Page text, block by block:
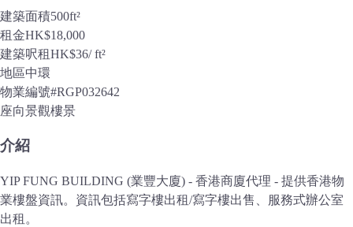
建築面積500ft²
租金HK$18,000
建築呎租HK$36/ ft²
地區中環
物業編號#RGP032642
座向景觀樓景
介紹
YIP FUNG BUILDING (業豐大廈) - 香港商廈代理 - 提供香港物
業樓盤資訊。資訊包括寫字樓出租/寫字樓出售、服務式辦公室
出租。